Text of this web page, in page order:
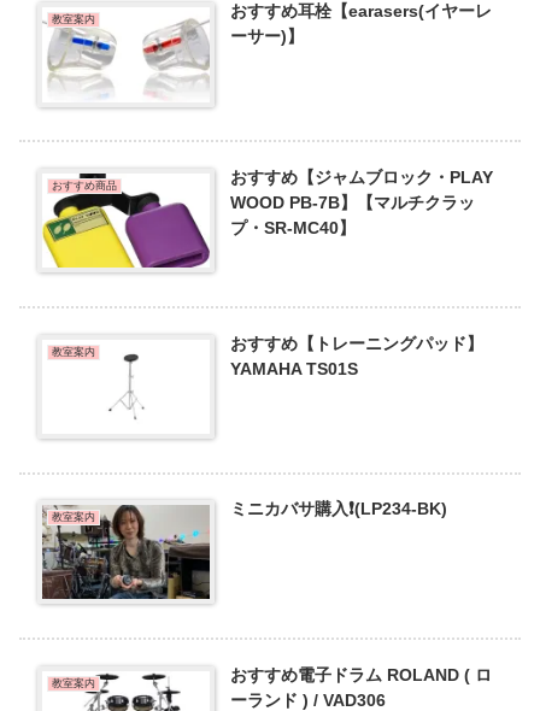
教室案内
おすすめ耳栓【earasers(イヤーレ
ーサー)】
おすすめ商品
おすすめ【ジャムブロック・PLAY
WOOD PB-7B】【マルチクラッ
プ・SR-MC40】
教室案内
おすすめ【トレーニングパッド】
YAMAHA TS01S
教室案内 ミニカバサ購入❗️(LP234-BK)
教室案内
おすすめ電子ドラム ROLAND ( ロ
ーランド ) / VAD306